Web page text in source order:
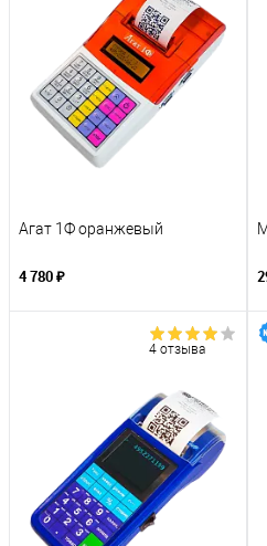
Агат 1Ф оранжевый
4 780 ₽
4 отзыва